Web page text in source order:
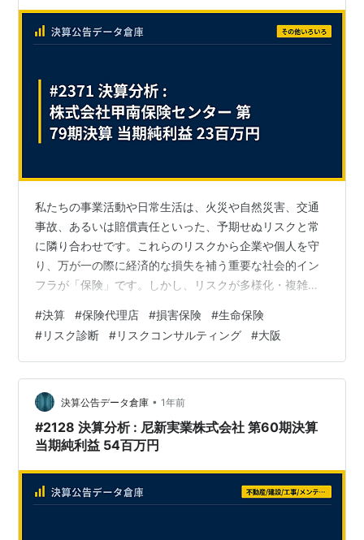
私たちの事業活動や日常生活は、火災や自然災害、交通
事故、あるいは賠償責任といった、予期せぬリスクと常
に隣り合わせです。これらのリスクから企業や個人を守
り、万が一の際に経済的な損失を補う重要な社会的イン
フラが「保険」です。しかし、リスクが多様化・複雑化
では、顧客が抱える真の課題を解決することはできませ
ん。顧客の事業内容や生活を深く理解し、潜在的なリス
クを洗い出し、最適な解決策を提案する。そんな高度な
専門性が求められます。今回は、1932年（昭和7年）の
創業から90年以上にわたり、大阪を拠点にリスクマネジ
メントのプロフェッショナルとして歩み続けてき…
#決算 #保険代理店 #損害保険 #生命保険
#リスク診断 #リスクコンサルティング #大阪
決算公告データ倉庫 • 1年前
#2128 決算分析 : 尼新実業株式会社 第60期決算
当期純利益 54百万円